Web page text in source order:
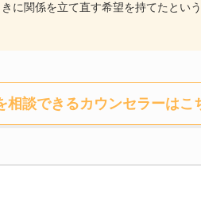
に関係を立て直す希望を持てたとい
相談できるカウンセラーはこ